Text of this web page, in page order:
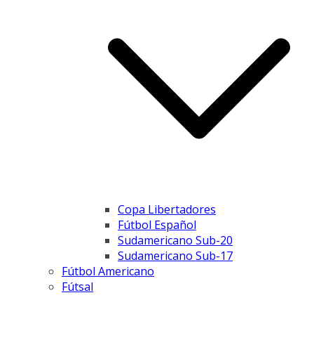
Copa Libertadores
Fútbol Español
Sudamericano Sub-20
Sudamericano Sub-17
Fútbol Americano
Fútsal